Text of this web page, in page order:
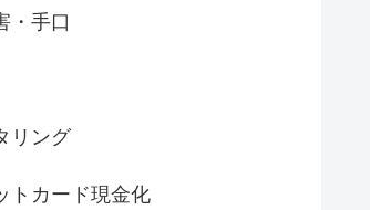
・手口
リング
トカード現金化